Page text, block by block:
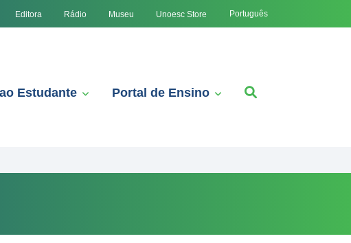
Editora Rádio Museu Unoesc Store Português
Estudante Portal de Ensino